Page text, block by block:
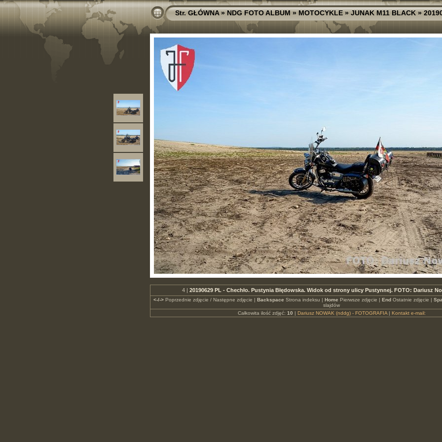
Str. GŁÓWNA»NDG FOTO ALBUM»MOTOCYKLE»JUNAK M11 BLACK»
4 | 20190629 PL - Chechło. Pustynia Błędowska. Widok od strony ulicy Pustynnej. FOTO: Dariusz
<-/->Poprzednie zdjęcie / Następne zdjęcie | Backspace Strona indeksu | Home Pierwsze zdjęcie | EndOstatnie zdjęcie |
slajdów
Całkowita ilość zdjęć: 10 | Dariusz NOWAK (nddg) - FOTOGRAFIA| Kontakt e-mail: